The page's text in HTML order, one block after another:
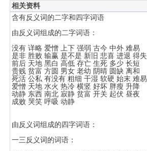
相关资料
含有反义词的二字和四字词语
由反义词组成的二字词语：
没有 详略 爱憎 上下 强弱 古今 中外 难易
是非 胜败 输赢 是不是 新旧 悲喜 进退 得失
前后 天地 黑白 高低 存亡 生死 多少 长短
贵贱 贫富 方圆 男女 老幼 阴晴 圆缺 离和
死活 公私 有没有 粗细 干湿 软硬 始末 难易
爱憎 天地 水火 热冷 横竖 好坏 胖瘦 升降
动静 东西 南北 寂静 贫富 开关 起伏 昼夜
成败 哭笑 呼吸 动静
由反义词组成的四字词语：
一三反义词的词语：